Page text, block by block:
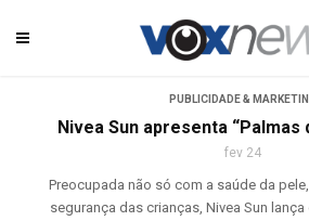
PUBLICIDADE &
Nivea Sun apresenta “Palmas
fev 24
Preocupada não só com a saúde da
segurança das crianças, Nivea Sun